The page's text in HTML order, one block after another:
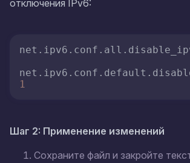
отключения IPv6:
1
Шаг 2: Применение изменений
Сохраните файл и закройте